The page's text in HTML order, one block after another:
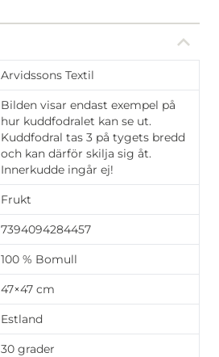
Arvidssons Textil
Bilden visar endast exempel på
hur kuddfodralet kan se ut.
Kuddfodral tas 3 på tygets bredd
och kan därför skilja sig åt.
Innerkudde ingår ej!
Frukt
7394094284457
100 % Bomull
47×47 cm
Estland
30 grader